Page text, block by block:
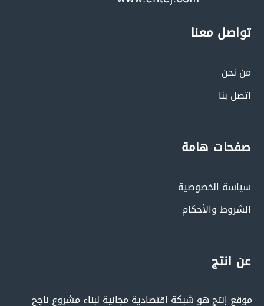
تواصل معنا
من نحن
اتصل بنا
صفحات هامة
سياسة الخصوصية
الشروط والأحكام
عن انتج
موقع إنتج هو شبكة إقتصادية مجانية لبناء مشروع ناجح